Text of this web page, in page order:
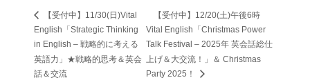
【受付中】11/30(日)Vital
English「Strategic Thinking
in English – 戦略的に考える
英語力」★戦略的思考＆英会
話＆交流
【受付中】12/20(土)午後6時
Vital English「Christmas Power
Talk Festival – 2025年 英会話総仕
上げ＆大交流！」＆ Christmas
Party 2025！